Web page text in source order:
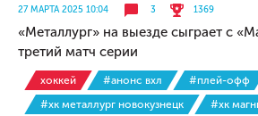
27 МАРТА 2025 10:04 3 1369
«Металлург» на выезде сыграет с
третий матч серии
хоккей #анонс вхл
#плей-офф
#хк металлург новокузнецк
#хк